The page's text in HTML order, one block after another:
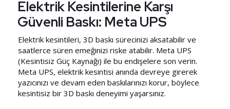
Elektrik Kesintilerine Karşı
Güvenli Baskı: Meta UPS
Elektrik kesintileri, 3D baskı sürecinizi aksatabilir ve
saatlerce süren emeğinizi riske atabilir. Meta UPS
(Kesintisiz Güç Kaynağı) ile bu endişelere son verin.
Meta UPS, elektrik kesintisi anında devreye girerek
yazıcınızı ve devam eden baskılarınızı korur, böylece
kesintisiz bir 3D baskı deneyimi yaşarsınız.